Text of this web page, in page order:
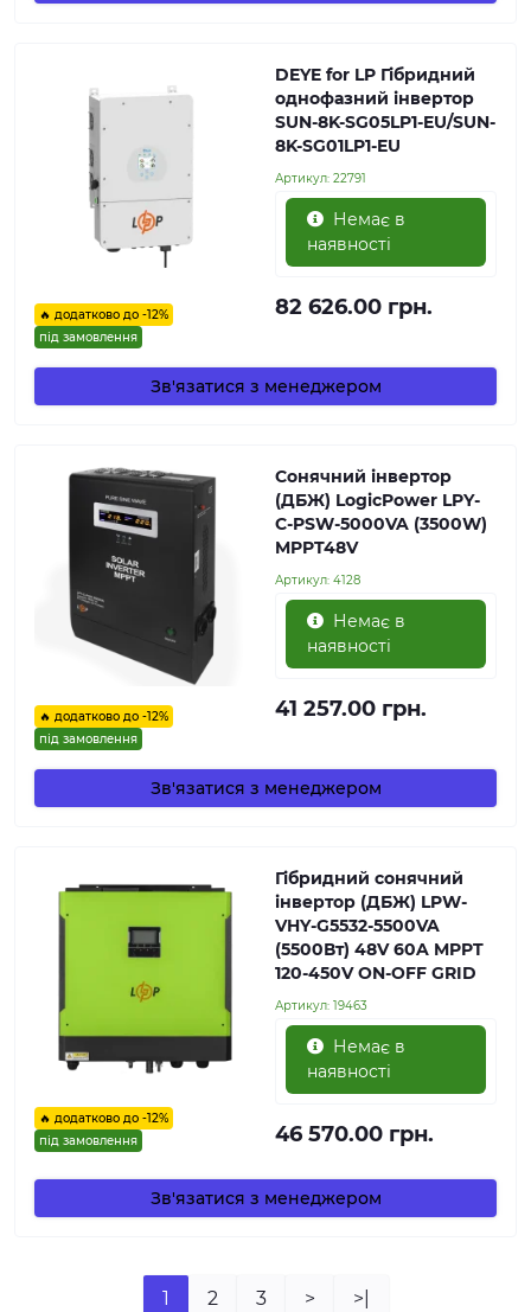
🔥 додатково до -12%
під замовлення
DEYE for LP Гібридний
однофазний інвертор
SUN-8K-SG05LP1-EU/SUN-
8K-SG01LP1-EU
Артикул: 22791
Немає в
наявності
82 626.00 грн.
Зв'язатися з менеджером
🔥 додатково до -12%
під замовлення
Сонячний інвертор
(ДБЖ) LogicPower LPY-
C-PSW-5000VA (3500W)
MPPT48V
Артикул: 4128
Немає в
наявності
41 257.00 грн.
Зв'язатися з менеджером
🔥 додатково до -12%
під замовлення
Гібридний сонячний
інвертор (ДБЖ) LPW-
VHY-G5532-5500VA
(5500Вт) 48V 60A MPPT
120-450V ON-OFF GRID
Артикул: 19463
Немає в
наявності
46 570.00 грн.
Зв'язатися з менеджером
1 2 3 > >|